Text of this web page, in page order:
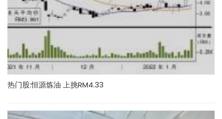
热门股:恒源炼油 上挑RM4.33